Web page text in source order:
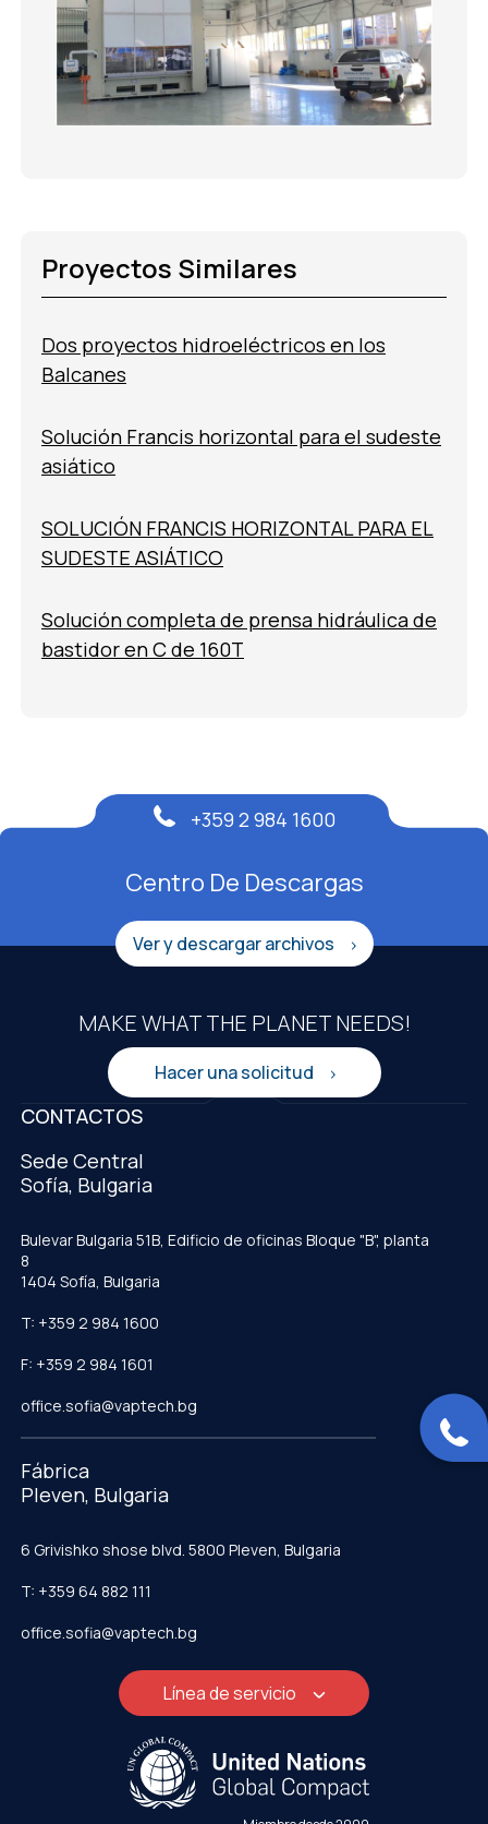
Proyectos Similares
Dos proyectos hidroeléctricos en los
Balcanes
Solución Francis horizontal para el sudeste
asiático
SOLUCIÓN FRANCIS HORIZONTAL PARA EL
SUDESTE ASIÁTICO
Solución completa de prensa hidráulica de
bastidor en C de 160T
Centro De Descargas
Ver y descargar archivos
+359 2 984 1600
MAKE WHAT THE PLANET NEEDS!
Hacer una solicitud
CONTACTOS
Sede Central
Sofía, Bulgaria
Bulevar Bulgaria 51B, Edificio de oficinas Bloque "B", planta
8
1404 Sofía, Bulgaria
T: +359 2 984 1600
F: +359 2 984 1601
office.sofia@vaptech.bg
Fábrica
Pleven, Bulgaria
6 Grivishko shose blvd. 5800 Pleven, Bulgaria
T: +359 64 882 111
office.sofia@vaptech.bg
Línea de servicio